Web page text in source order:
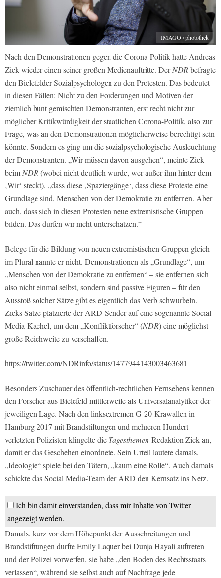
IMAGO / photothek
Nach den Demonstrationen gegen die Corona-Politik hatte Andreas
Zick wieder einen seiner großen Medienauftritte. DerNDRbefragte
den Bielefelder Sozialpsychologen zu den Protesten. Das bedeutet
in diesen Fällen: Nicht zu den Forderungen und Motiven der
ziemlich bunt gemischten Demonstranten, erst recht nicht zur
möglicher Kritikwürdigkeit der staatlichen Corona-Politik, also zur
Frage, was an den Demonstrationen möglicherweise berechtigt sein
könnte. Sondern es ging um die sozialpsychologische Ausleuchtung
der Demonstranten. „Wir müssen davon ausgehen“, meinte Zick
beimNDR(wobei nicht deutlich wurde, wer außer ihm hinter dem
‚Wir‘ steckt), „dass diese ‚Spaziergänge‘, dass diese Proteste eine
Grundlage sind, Menschen von der Demokratie zu entfernen. Aber
auch, dass sich in diesen Protesten neue extremistische Gruppen
bilden. Das dürfen wir nicht unterschätzen.“
Belege für die Bildung von neuen extremistischen Gruppen gleich
im Plural nannte er nicht. Demonstrationen als „Grundlage“, um
„Menschen von der Demokratie zu entfernen“ – sie entfernen sich
also nicht einmal selbst, sondern sind passive Figuren – für den
Ausstoß solcher Sätze gibt es eigentlich das Verb schwurbeln.
Zicks Sätze platzierte der ARD-Sender auf eine sogenannte Social-
Media-Kachel, um dem „Konfliktforscher“ (NDR) eine möglichst
große Reichweite zu verschaffen.
https://twitter.com/NDRinfo/status/1477944143003463681
Besonders Zuschauer des öffentlich-rechtlichen Fernsehens kennen
den Forscher aus Bielefeld mittlerweile als Universalanalytiker der
jeweiligen Lage. Nach den linksextremen G-20-Krawallen in
Hamburg 2017 mit Brandstiftungen und mehreren Hundert
verletzten Polizisten klingelte die Tagesthemen-Redaktion Zick an,
damit er das Geschehen einordnete. Sein Urteil lautete damals,
„Ideologie“ spiele bei den Tätern, „kaum eine Rolle“. Auch damals
schickte das Social Media-Team der ARD den Kernsatz ins Netz.
Ich bin damit einverstanden, dass mir Inhalte von Twitter
angezeigt werden.
Damals, kurz vor dem Höhepunkt der Ausschreitungen und
Brandstiftungen durfte Emily Laquer bei Dunja Hayali auftreten
und der Polizei vorwerfen, sie habe „den Boden des Rechtsstaats
verlassen“, während sie selbst auch auf Nachfrage jede